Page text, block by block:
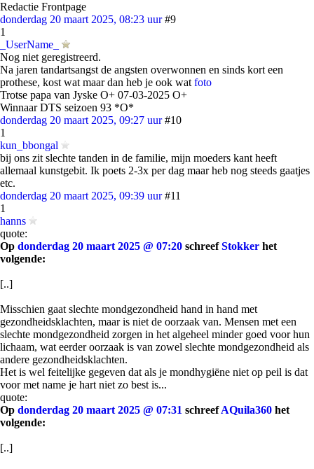
Redactie Frontpage
donderdag 20 maart 2025, 08:23 uur #9
1
_UserName_
Nog niet geregistreerd.
Na jaren tandartsangst de angsten overwonnen en sinds kort een
prothese, kost wat maar dan heb je ook wat foto
Trotse papa van Jyske O+ 07-03-2025 O+
Winnaar DTS seizoen 93 *O*
donderdag 20 maart 2025, 09:27 uur #10
1
kun_bbongal
bij ons zit slechte tanden in de familie, mijn moeders kant heeft
allemaal kunstgebit. Ik poets 2-3x per dag maar heb nog steeds gaatjes
etc.
donderdag 20 maart 2025, 09:39 uur #11
1
hanns
quote:
Op donderdag 20 maart 2025 @ 07:20 schreefStokker het
volgende:
[..]
Misschien gaat slechte mondgezondheid hand in hand met
gezondheidsklachten, maar is niet de oorzaak van. Mensen met een
slechte mondgezondheid zorgen in het algeheel minder goed voor hun
lichaam, wat eerder oorzaak is van zowel slechte mondgezondheid als
andere gezondheidsklachten.
Het is wel feitelijke gegeven dat als je mondhygiëne niet op peil is dat
voor met name je hart niet zo best is...
quote:
Op donderdag 20 maart 2025 @ 07:31 schreefAQuila360 het
volgende:
[..]